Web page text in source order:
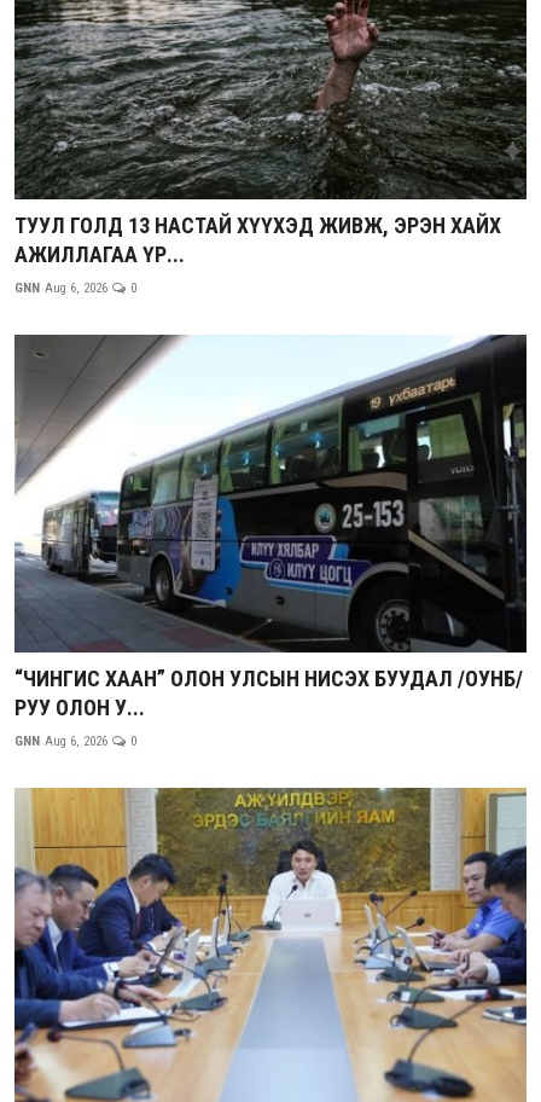
ТУУЛ ГОЛД 13 НАСТАЙ ХҮҮХЭД ЖИВЖ, ЭРЭН ХАЙХ
АЖИЛЛАГАА ҮР...
GNN Aug 6, 2026 0
“ЧИНГИС ХААН” ОЛОН УЛСЫН НИСЭХ БУУДАЛ /ОУНБ/
РУУ ОЛОН У...
GNN Aug 6, 2026 0